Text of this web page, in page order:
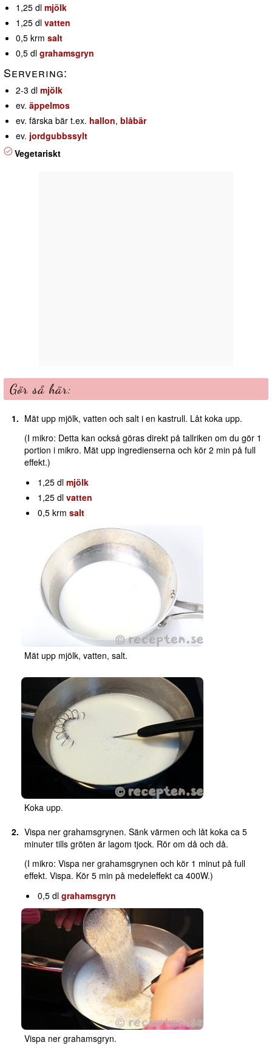
1,25 dl mjölk
1,25 dl vatten
0,5 krm salt
0,5 dl grahamsgryn
Servering:
2-3 dl mjölk
ev. äppelmos
ev. färska bär t.ex. hallon, blåbär
ev. jordgubbssylt
Vegetariskt
Gör så här:
Mät upp mjölk, vatten och salt i en kastrull. Låt koka upp.
(I mikro: Detta kan också göras direkt på tallriken om du gör 1
portion i mikro. Mät upp ingredienserna och kör 2 min på full
effekt.)
1,25 dlmjölk
1,25 dlvatten
0,5 krmsalt
Mät upp mjölk, vatten, salt.
Koka upp.
Vispa ner grahamsgrynen. Sänk värmen och låt koka ca 5
minuter tills gröten är lagom tjock. Rör om då och då.
(I mikro: Vispa ner grahamsgrynen och kör 1 minut på full
effekt. Vispa. Kör 5 min på medeleffekt ca 400W.)
0,5 dlgrahamsgryn
Vispa ner grahamsgryn.